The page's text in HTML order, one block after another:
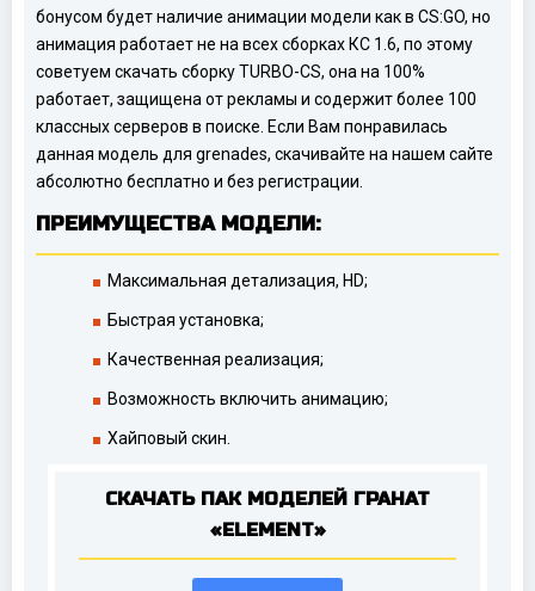
бонусом будет наличие анимации модели как в CS:GO, но
анимация работает не на всех сборках КС 1.6, по этому
советуем скачать сборку TURBO-CS, она на 100%
работает, защищена от рекламы и содержит более 100
классных серверов в поиске. Если Вам понравилась
данная модель для grenades, скачивайте на нашем сайте
абсолютно бесплатно и без регистрации.
ПРЕИМУЩЕСТВА МОДЕЛИ:
Максимальная детализация, HD;
Быстрая установка;
Качественная реализация;
Возможность включить анимацию;
Хайповый скин.
СКАЧАТЬ ПАК МОДЕЛЕЙ ГРАНАТ
«ELEMENT»